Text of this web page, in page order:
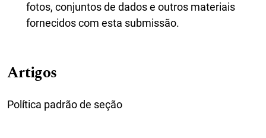
fotos, conjuntos de dados e outros materiais
fornecidos com esta submissão.
Artigos
Política padrão de seção